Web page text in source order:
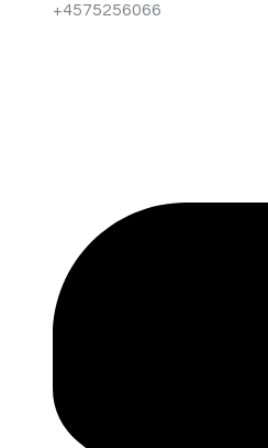
+4575256066